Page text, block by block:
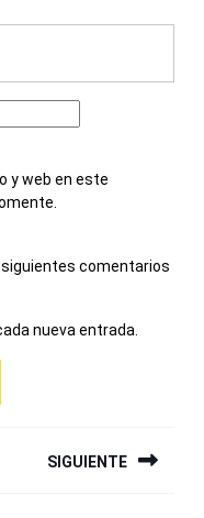
y web en este
comentarios
nueva entrada.
SIGUIENTE